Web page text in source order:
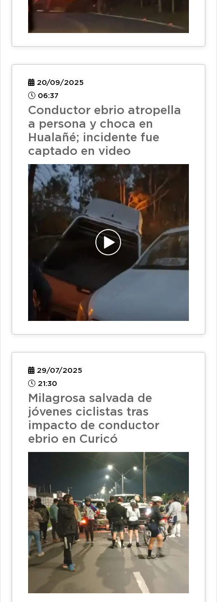
20/09/2025
06:37
Conductor ebrio atropella
a persona y choca en
Hualañé; incidente fue
captado en video
29/07/2025
21:30
Milagrosa salvada de
jóvenes ciclistas tras
impacto de conductor
ebrio en Curicó